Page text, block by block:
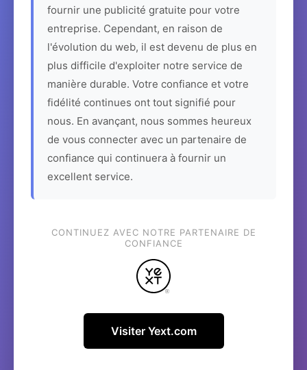
fournir une publicité gratuite pour votre
entreprise. Cependant, en raison de
l'évolution du web, il est devenu de plus en
plus difficile d'exploiter notre service de
manière durable. Votre confiance et votre
fidélité continues ont tout signifié pour
nous. En avançant, nous sommes heureux
de vous connecter avec un partenaire de
confiance qui continuera à fournir un
excellent service.
CONTINUEZ AVEC NOTRE PARTENAIRE DE
CONFIANCE
Visiter Yext.com